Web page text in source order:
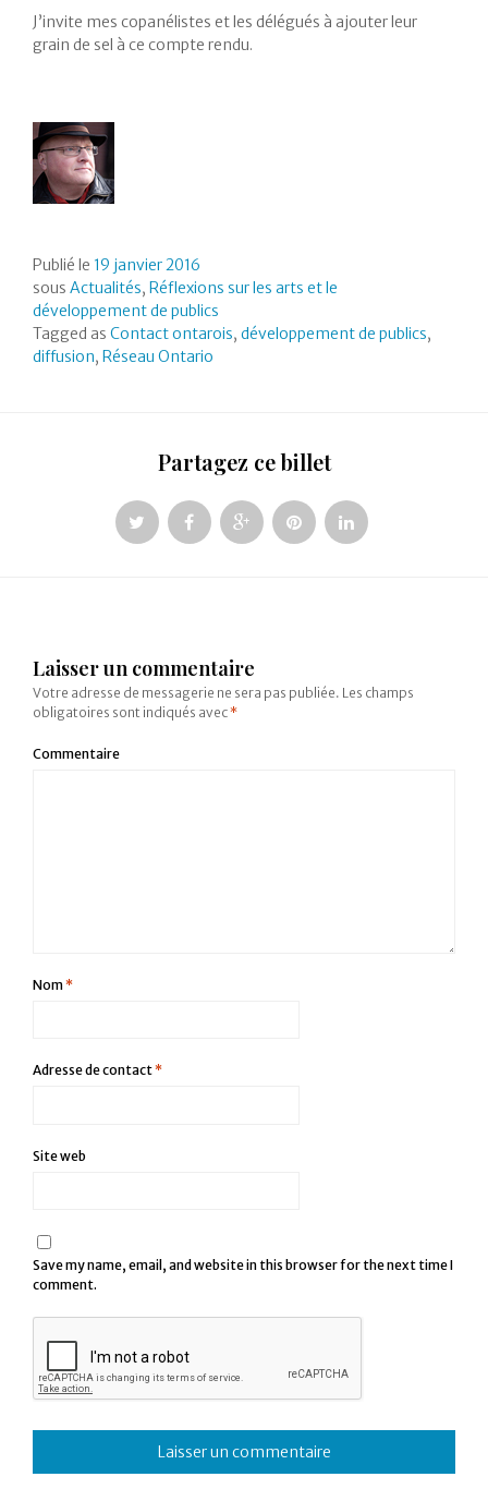
J’invite mes copanélistes et les délégués à ajouter leur
grain de sel à ce compte rendu.
Publié le 19 janvier 2016
sous Actualités, Réflexions sur les arts et le
développement de publics
Tagged as Contact ontarois, développement de publics,
diffusion, Réseau Ontario
Partagez ce billet
Laisser un commentaire
Votre adresse de messagerie ne sera pas publiée. Les champs
obligatoires sont indiqués avec*
Commentaire
Nom*
Adresse de contact*
Site web
Save my name, email, and website in this browser for the next time I
comment.